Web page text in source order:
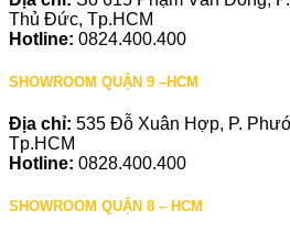
Thủ Đức, Tp.HCM
Hotline: 0824.400.400
SHOWROOM QUẬN 9 –HCM
Địa chỉ: 535 Đỗ Xuân Hợp, P.
Tp.HCM
Hotline: 0828.400.400
SHOWROOM QUẬN 8 – HCM